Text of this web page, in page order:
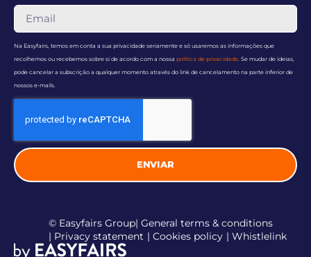
Na Easyfairs, temos em conta a sua privacidade seriamente e só usaremos as informações que
recolhemos ou recebemos sobre si de acordo com a nossa política de privacidade . Se mudar de ideias,
pode cancelar a subscrição a qualquer momento através do link de cancelamento na parte inferior de
nossos e-mails.
ENVIAR
© Easyfairs Group| General terms & conditions
| Privacy statement | Cookies policy | Whistlelink